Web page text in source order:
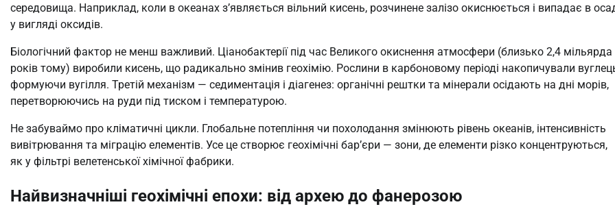
середовища. Наприклад, коли в океанах з’являється вільний кисень, розчинене залізо окиснюється і випадає в
у вигляді оксидів.
Біологічний фактор не менш важливий. Ціанобактерії під час Великого окиснення атмосфери (близько 2,4 мільярда
років тому) виробили кисень, що радикально змінив геохімію. Рослини в карбоновому періоді накопичували
формуючи вугілля. Третій механізм — седиментація і діагенез: органічні рештки та мінерали осідають на дні морів,
перетворюючись на руди під тиском і температурою.
Не забуваймо про кліматичні цикли. Глобальне потепління чи похолодання змінюють рівень океанів, інтенсивність
вивітрювання та міграцію елементів. Усе це створює геохімічні бар’єри — зони, де елементи різко концентруються,
як у фільтрі велетенської хімічної фабрики.
Найвизначніші геохімічні епохи: від архею до фанерозою